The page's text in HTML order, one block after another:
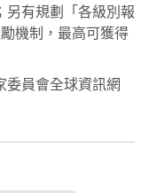
另有規劃「各級別報
機制，最高可獲得
委員會全球資訊網